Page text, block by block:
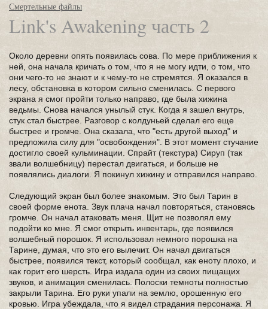
Смертельные файлы
Link's Awakening часть 2
Около деревни опять появилась сова. По мере приближения к
ней, она начала кричать о том, что я не могу идти, о том, что
они чего-то не знают и к чему-то не стремятся. Я оказался в
лесу, обстановка в котором сильно сменилась. С первого
экрана я смог пройти только направо, где была хижина
ведьмы. Снова начался унылый стук. Когда я зашел внутрь,
стук стал быстрее. Разговор с колдуньей сделал его еще
быстрее и громче. Она сказала, что "есть другой выход" и
предложила силу для "освобождения". В этот момент стучание
достигло своей кульминации. Спрайт (текстура) Сируп (так
звали волшебницу) перестал двигаться, и больше не
появлялись диалоги. Я покинул хижину и отправился направо.
Следующий экран был более знакомым. Это был Тарин в
своей форме енота. Звук плача начал повторяться, становясь
громче. Он начал атаковать меня. Щит не позволял ему
подойти ко мне. Я смог открыть инвентарь, где появился
волшебный порошок. Я использовал немного порошка на
Тарине, думая, что это его вылечит. Он начал двигаться
быстрее, появился текст, который сообщал, как еноту плохо, и
как горит его шерсть. Игра издала один из своих пищащих
звуков, и анимация сменилась. Полоски темноты полностью
закрыли Тарина. Его руки упали на землю, орошенную его
кровью. Игра убеждала, что я видел страдания персонажа. Я